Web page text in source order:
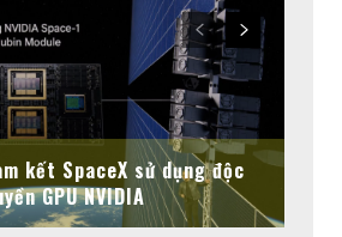
kết SpaceX sử dụng độc
GPU NVIDIA